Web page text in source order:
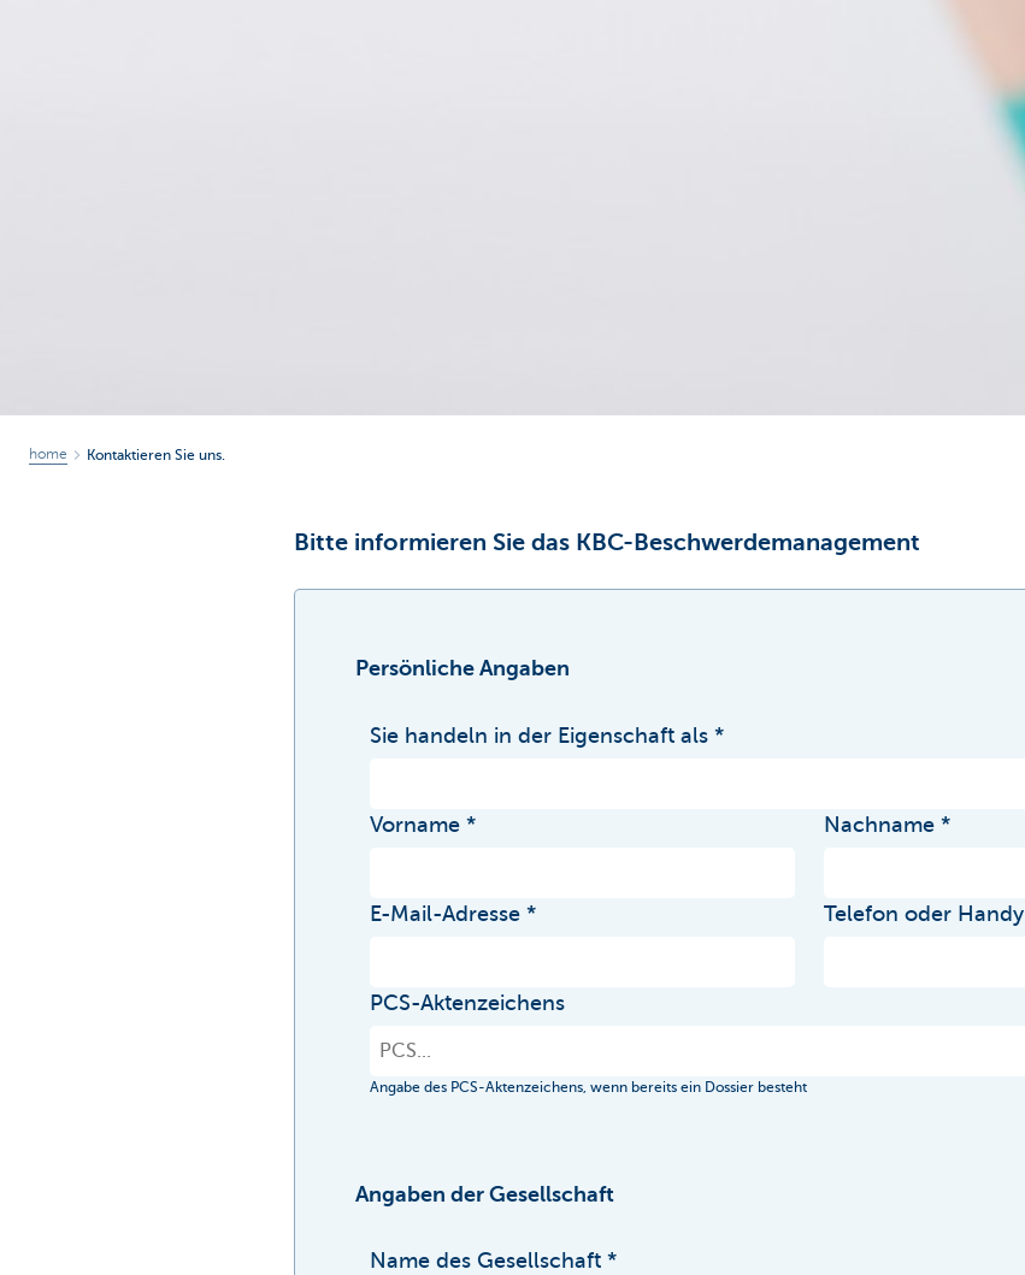
home Kontaktieren Sie uns.
Bitte informieren Sie das KBC-Beschwerdemanagement
Persönliche Angaben
Sie handeln in der Eigenschaft als
Vorname Nachname
E-Mail-Adresse Telefon oder Handy
PCS-Aktenzeichens
Angabe des PCS-Aktenzeichens, wenn bereits ein Dossier besteht
Angaben der Gesellschaft
Name des Gesellschaft